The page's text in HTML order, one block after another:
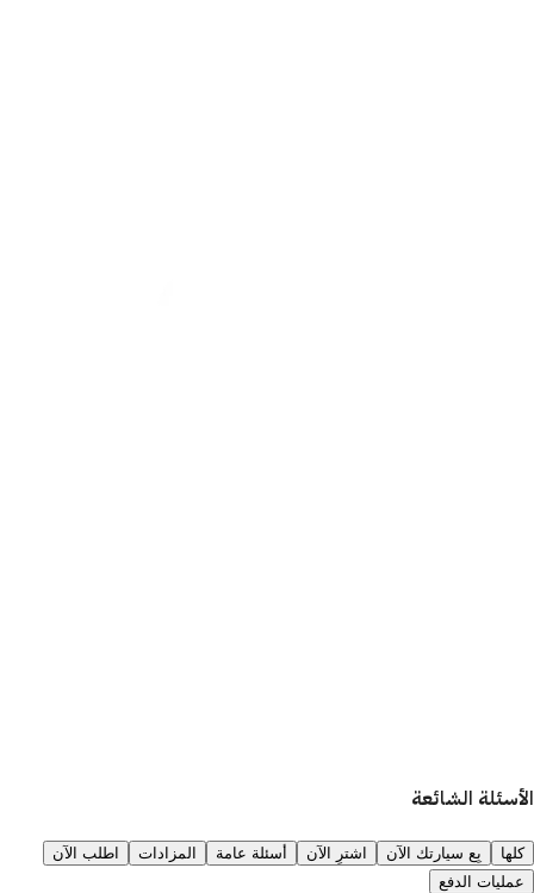
الأسئلة الشائعة
كلها بِع سيارتك الآن اشترِ الآن أسئلة عامة المزادات
اطلب الآن
عمليات الدفع